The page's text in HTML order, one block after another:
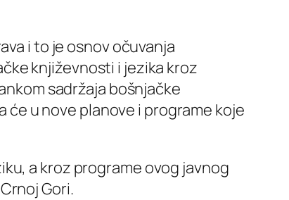
i to je osnov očuvanja
književnosti i jezika kroz
sadržaja bošnjačke
u nove planove i programe koje
a kroz programe ovog javnog
Gori.